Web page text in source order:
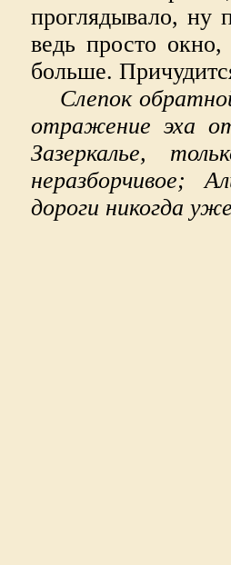
проглядывало, ну
ведь просто
больше.
Слепок
отражение эха
Зазеркалье,
неразборчивое;
дороги никогда